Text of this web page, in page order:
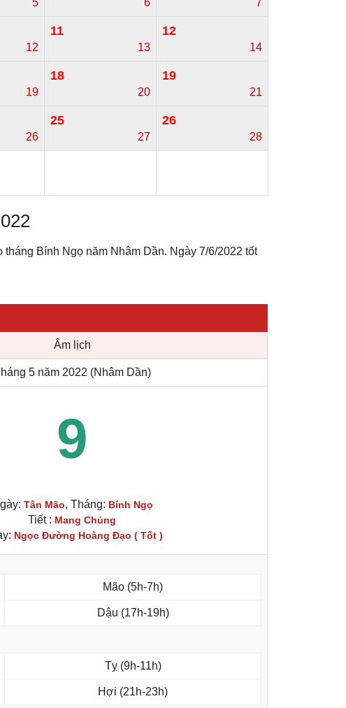
12
11
13
12
14
19
18
20
19
21
26
25
27
26
28
Bính Ngọ năm Nhâm Dần. Ngày 7/6/2022 tốt
Âm lịch
5 năm 2022 (Nhâm Dần)
9
Tân Mão, Tháng: Bính Ngọ
Tiết : Mang Chủng
Ngọc Đường Hoàng Đạo ( Tốt )
Mão (5h-7h)
Dậu (17h-19h)
Tỵ (9h-11h)
Hợi (21h-23h)